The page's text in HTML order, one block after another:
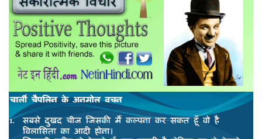
in
Hindi
चार्ली
चैपलिन
के
अनमोल
वचन
में